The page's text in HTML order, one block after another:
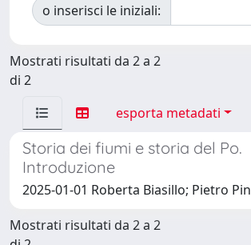
o inserisci le iniziali:
Mostrati risultati da 2 a 2
di 2
esporta metadati
Storia dei fiumi e storia del Po.
Introduzione
2025-01-01 Roberta Biasillo; Pietro
Mostrati risultati da 2 a 2